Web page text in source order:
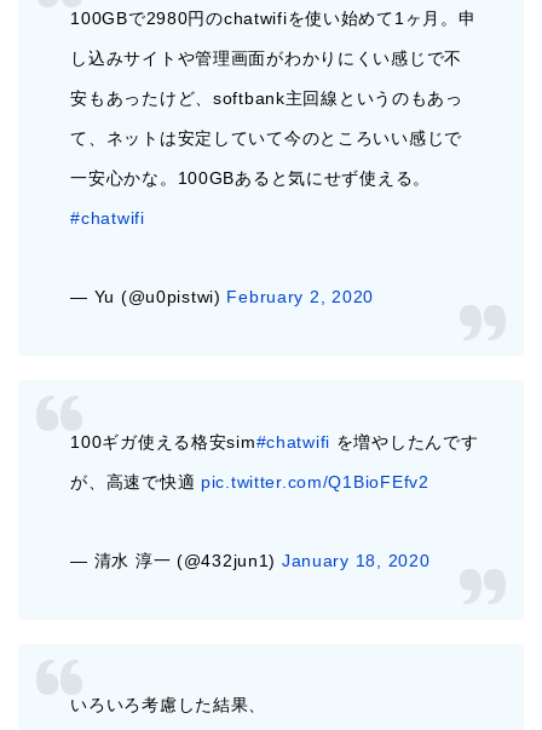
100GBで2980円のchatwifiを使い始めて1ヶ月。申
し込みサイトや管理画面がわかりにくい感じで不
安もあったけど、softbank主回線というのもあっ
て、ネットは安定していて今のところいい感じで
一安心かな。100GBあると気にせず使える。
#chatwifi
— Yu (@u0pistwi) February 2, 2020
100ギガ使える格安sim#chatwifi を増やしたんです
が、高速で快適 pic.twitter.com/Q1BioFEfv2
— 清水 淳一 (@432jun1) January 18, 2020
いろいろ考慮した結果、